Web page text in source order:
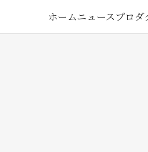
メ
ホームニュースプロダ